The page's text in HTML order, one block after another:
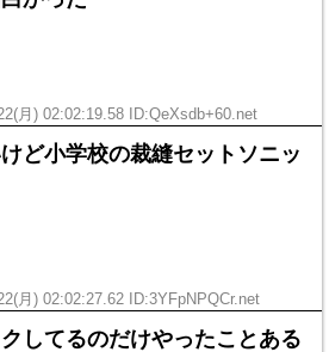
月) 02:02:19.58 ID:QeXsdb+60.net
ど小学校の裁縫セットソニッ
月) 02:02:27.62 ID:3YFpNPQCr.net
してるのだけやったことある